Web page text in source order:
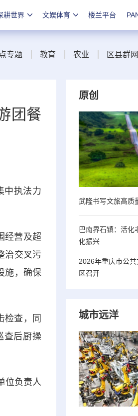
耕世界 文娱体育 楼兰平台
专题 教育 农业 区县群网
团餐
中执法力
经营及超
治交叉污
施，确保
查，同
查后厨操
位负责人
原创
武隆书写文旅高质
巴南界石镇：活化
化振兴
2026年重庆市公
区召开
城市远洋